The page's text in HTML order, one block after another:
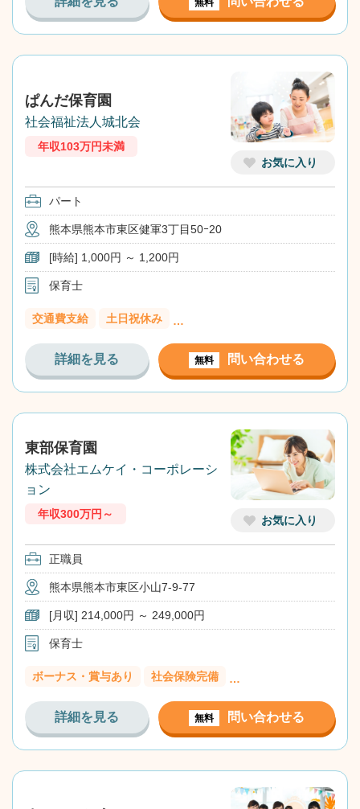
無料
お気に入り
ぱんだ保育園
社会福祉法人城北会
年収103万円未満
パート
熊本県熊本市東区健軍3丁目50ｰ20
[時給] 1,000円 ～ 1,200円
保育士
交通費支給 土日祝休み …
詳細を見る 無料 問い合わせる
お気に入り
東部保育園
株式会社エムケイ・コーポレーシ
ョン
年収300万円～
正職員
熊本県熊本市東区小山7-9-77
[月収] 214,000円 ～ 249,000円
保育士
ボーナス・賞与あり 社会保険完備 …
詳細を見る 無料 問い合わせる